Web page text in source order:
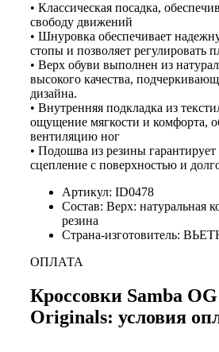
• Классическая посадка,
свободу движений
• Шнуровка обеспечивает
стопы и позволяет регулировать
• Верх обуви выполнен из
высокого качества,
дизайна.
• Внутренняя подкладка из
ощущение мягкости и комфорта,
вентиляцию ног
• Подошва из резины гарантирует
сцепление с поверхностью и
Артикул: ID0478
Состав: Верх: натуральная
резина
Страна-изготовитель:
ОПЛАТА
Кроссовки Samba
Originals: условия